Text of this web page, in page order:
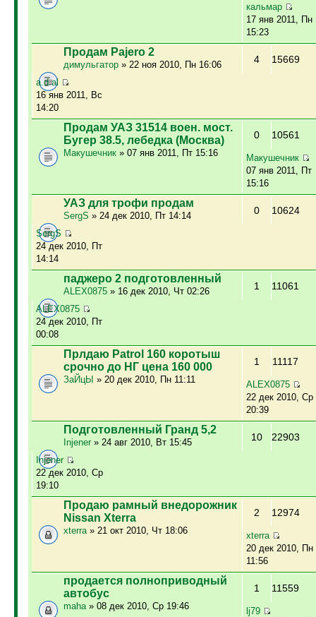
кальмар
17 янв 2011, Пн
15:23
Продам Pajero 2
димульгатор» 22 ноя 2010, Пн 16:06 4 15669
a.d.al
16 янв 2011, Вс
14:20
Продам УАЗ 31514 воен. мост.
Бугер 38.5, лебедка (Москва)
Макушечник» 07 янв 2011, Пт 15:16
0 10561
Макушечник
07 янв 2011, Пт
15:16
УАЗ для трофи продам
SergS » 24 дек 2010, Пт 14:14 0 10624
SergS
24 дек 2010, Пт
14:14
паджеро 2 подготовленный
ALEX0875» 16 дек 2010, Чт 02:26 1 11061
ALEX0875
24 дек 2010, Пт
00:08
Прлдаю Patrol 160 коротыш
срочно до НГ цена 160 000
ЗаЙцЫ » 20 дек 2010, Пн 11:11
1 11117
ALEX0875
22 дек 2010, Ср
20:39
Подготовленный Гранд 5,2
Injener» 24 авг 2010, Вт 15:45 10 22903
Injener
22 дек 2010, Ср
19:10
Продаю рамный внедорожник
Nissan Xterra
xterra» 21 окт 2010, Чт 18:06
2 12974
xterra
20 дек 2010, Пн
11:56
продается полноприводный
автобус
maha» 08 дек 2010, Ср 19:46
1 11559
lj79